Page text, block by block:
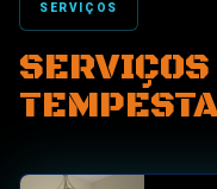
SERVIÇOS